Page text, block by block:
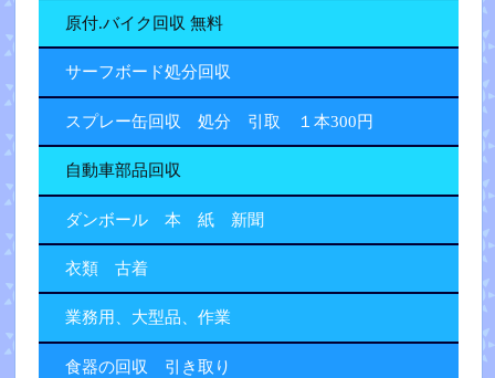
原付.バイク回収 無料
サーフボード処分回収
スプレー缶回収 処分 引取 １本300円
自動車部品回収
ダンボール 本 紙 新聞
衣類 古着
業務用、大型品、作業
食器の回収 引き取り